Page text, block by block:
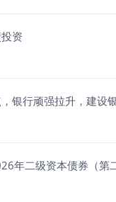
资
银行顽强拉升，建设
年二级资本债券（